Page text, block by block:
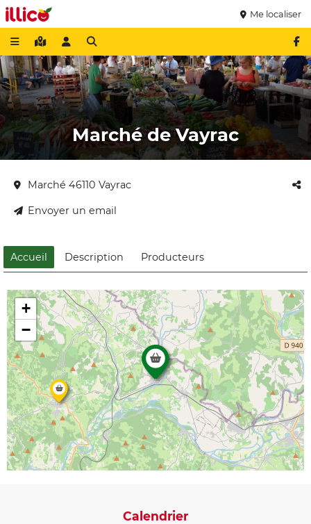
Me localiser
Marché de Vayrac
Marché 46110 Vayrac
Envoyer un email
Accueil Description Producteurs
+
−
Calendrier